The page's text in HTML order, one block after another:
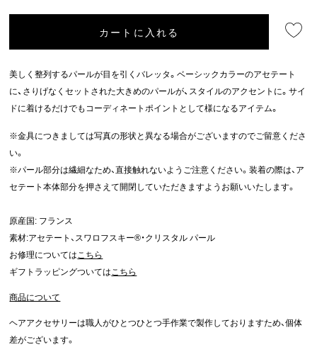
カートに入れる
美しく整列するパールが目を引くバレッタ。ベーシックカラーのアセテート
に、さりげなくセットされた大きめのパールが、スタイルのアクセントに。サイ
ドに着けるだけでもコーディネートポイントとして様になるアイテム。
※金具につきましては写真の形状と異なる場合がございますのでご留意くださ
い。
※パール部分は繊細なため、直接触れないようご注意ください。装着の際は、ア
セテート本体部分を押さえて開閉していただきますようお願いいたします。
原産国: フランス
素材:アセテート、スワロフスキー®・クリスタル パール
お修理についてはこちら
ギフトラッピングついてはこちら
商品について
ヘアアクセサリーは職人がひとつひとつ手作業で製作しておりますため、個体
差がございます。